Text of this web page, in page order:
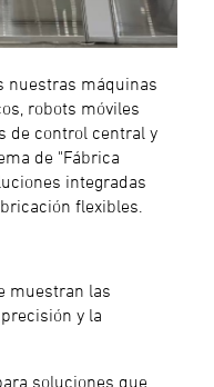
nuestras máquinas
robots móviles
de control central y
de "Fábrica
integradas
flexibles.
muestran las
y la
soluciones que